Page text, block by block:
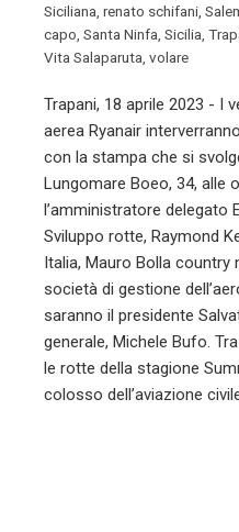
Siciliana renato schifani
capo Santa Ninfa Sicilia
Vita Salaparuta volare
Trapani, 18 aprile 2023 - I
aerea Ryanair
con la stampa che si
Lungomare Boeo, 34, alle
l’amministratore delegato
Sviluppo rotte, Raymond
Italia, Mauro Bolla country
società di gestione
saranno il presidente
generale, Michele Bufo.
le rotte della stagione
colosso dell’aviazione